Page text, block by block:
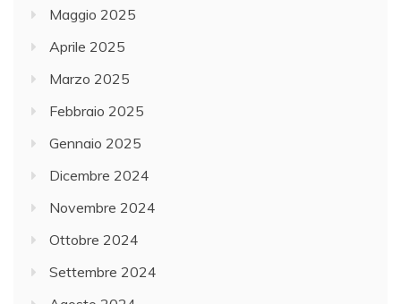
Maggio 2025
Aprile 2025
Marzo 2025
Febbraio 2025
Gennaio 2025
Dicembre 2024
Novembre 2024
Ottobre 2024
Settembre 2024